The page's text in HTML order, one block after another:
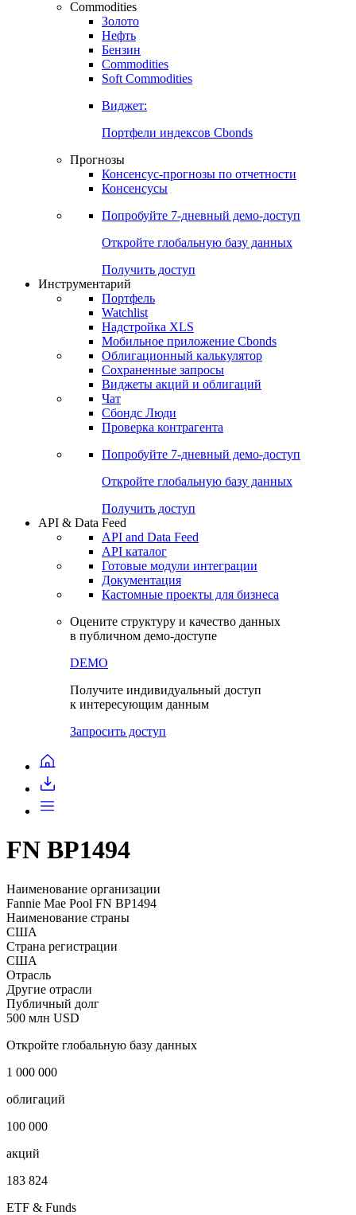
Commodities
Золото
Нефть
Бензин
Commodities
Soft Commodities
Виджет:
Портфели индексов Cbonds
Прогнозы
Консенсус-прогнозы по отчетности
Консенсусы
Попробуйте 7-дневный демо-доступ
Откройте глобальную базу данных
Получить доступ
Инструментарий
Портфель
Watchlist
Надстройка XLS
Мобильное приложение Cbonds
Облигационный калькулятор
Сохраненные запросы
Виджеты акций и облигаций
Чат
Сбондс Люди
Проверка контрагента
Попробуйте 7-дневный демо-доступ
Откройте глобальную базу данных
Получить доступ
API & Data Feed
API and Data Feed
API каталог
Готовые модули интеграции
Документация
Кастомные проекты для бизнеса
Оцените структуру и качество данных
в публичном демо-доступе
DEMO
Получите индивидуальный доступ
к интересующим данным
Запросить доступ
FN BP1494
Наименование организации
Fannie Mae Pool FN BP1494
Наименование страны
США
Страна регистрации
США
Отрасль
Другие отрасли
Публичный долг
500 млн USD
Откройте глобальную базу данных
1 000 000
облигаций
100 000
акций
183 824
ETF & Funds